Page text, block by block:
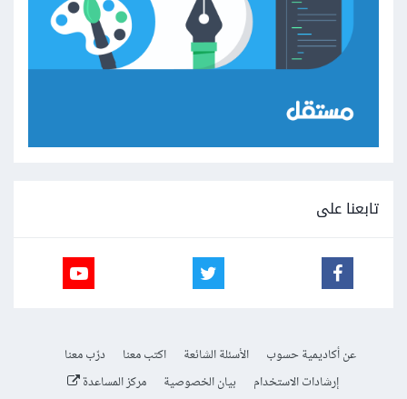
تابعنا على
عن أكاديمية حسوب الأسئلة الشائعة اكتب معنا
درّب معنا
إرشادات الاستخدام
بيان الخصوصية مركز المساعدة